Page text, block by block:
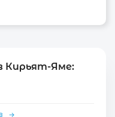
Кирьят-Яме:
→